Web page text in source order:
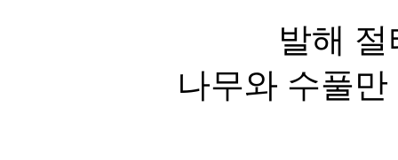
발해
나무와 수풀